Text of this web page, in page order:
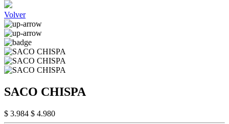
Volver
SACO CHISPA
$ 3.984 $ 4.980